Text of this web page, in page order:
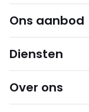
Ons aanbod
Diensten
Over ons